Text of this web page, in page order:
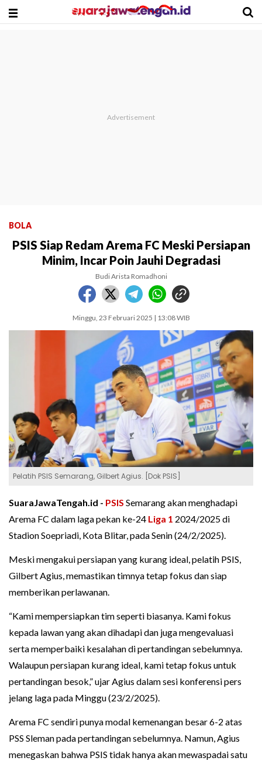
BOLA
PSIS Siap Redam Arema FC Meski Persiapan
Minim, Incar Poin Jauhi Degradasi
Budi Arista Romadhoni
Minggu, 23 Februari 2025 | 13:08 WIB
Pelatih PSIS Semarang, Gilbert Agius. [Dok PSIS]
SuaraJawaTengah.id - PSIS Semarang akan menghadapi
Arema FC dalam laga pekan ke-24 Liga 1 2024/2025 di
Stadion Soepriadi, Kota Blitar, pada Senin (24/2/2025).
Meski mengakui persiapan yang kurang ideal, pelatih PSIS,
Gilbert Agius, memastikan timnya tetap fokus dan siap
memberikan perlawanan.
“Kami mempersiapkan tim seperti biasanya. Kami fokus
kepada lawan yang akan dihadapi dan juga mengevaluasi
serta memperbaiki kesalahan di pertandingan sebelumnya.
Walaupun persiapan kurang ideal, kami tetap fokus untuk
pertandingan besok,” ujar Agius dalam sesi konferensi pers
jelang laga pada Minggu (23/2/2025).
Arema FC sendiri punya modal kemenangan besar 6-2 atas
PSS Sleman pada pertandingan sebelumnya. Namun, Agius
menegaskan bahwa PSIS tidak hanya akan mewaspadai satu